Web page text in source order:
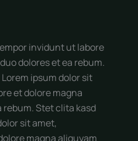
invidunt ut labore
dolores et ea rebum.
ipsum dolor sit
et dolore magna
rebum. Stet clita kasd
sit amet,
magna aliquyam